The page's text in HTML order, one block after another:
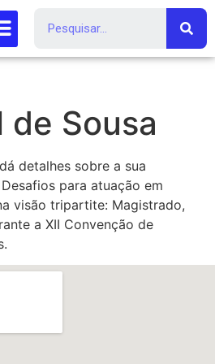
de Sousa
detalhes sobre a sua
para atuação em
visão tripartite: Magistrado,
a XII Convenção de